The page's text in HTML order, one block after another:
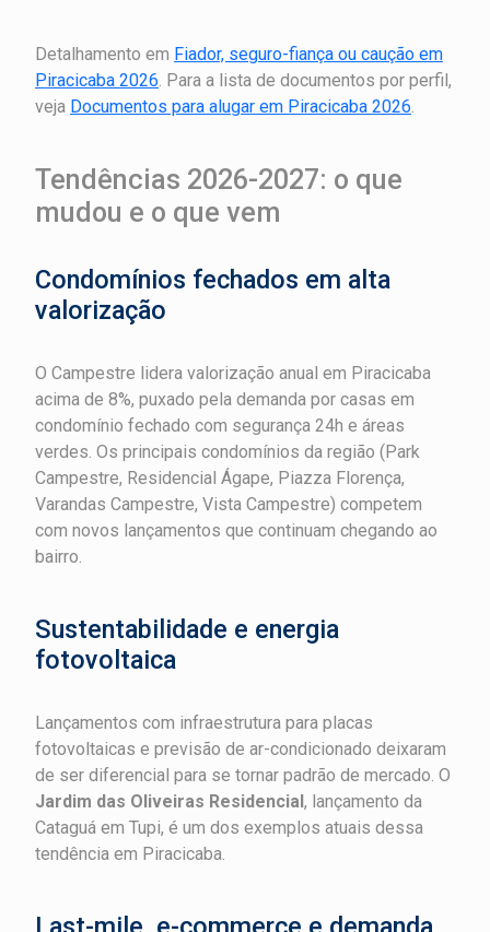
Detalhamento em Fiador, seguro-fiança ou caução em
Piracicaba 2026. Para a lista de documentos por perfil,
veja Documentos para alugar em Piracicaba 2026.
Tendências 2026-2027: o que
mudou e o que vem
Condomínios fechados em alta
valorização
O Campestre lidera valorização anual em Piracicaba
acima de 8%, puxado pela demanda por casas em
condomínio fechado com segurança 24h e áreas
verdes. Os principais condomínios da região (Park
Campestre, Residencial Ágape, Piazza Florença,
Varandas Campestre, Vista Campestre) competem
com novos lançamentos que continuam chegando ao
bairro.
Sustentabilidade e energia
fotovoltaica
Lançamentos com infraestrutura para placas
fotovoltaicas e previsão de ar-condicionado deixaram
de ser diferencial para se tornar padrão de mercado. O
Jardim das Oliveiras Residencial, lançamento da
Cataguá em Tupi, é um dos exemplos atuais dessa
tendência em Piracicaba.